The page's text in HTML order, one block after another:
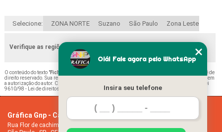
Selecione: ZONA NORTE Suzano São Paulo Zona Leste
Verifique as regiões que atendemos
O conteúdo do texto "Ficha de Matrícula para Educação Infantil Preços Vila Gustavo
" é de
direito reservado. Sua reprodução, parcial ou total, mesmo citando nossos links, é proibida sem
a autorização do autor. Crime de violação de direito autoral – artigo 184 do Código Penal –
Lei
9610/98 - Lei de direitos autorais
Gráfica Gnp - Cartão de visita
Rua Flor de cachimbo, 274 - Jardim Santana
Olá! Fale agora pelo WhatsApp
Insira seu telefone